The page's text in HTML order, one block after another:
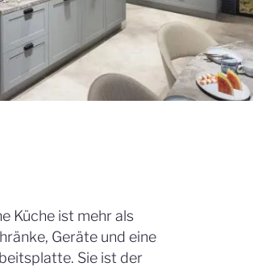
Küche ist mehr als
Geräte und eine
Sie ist der